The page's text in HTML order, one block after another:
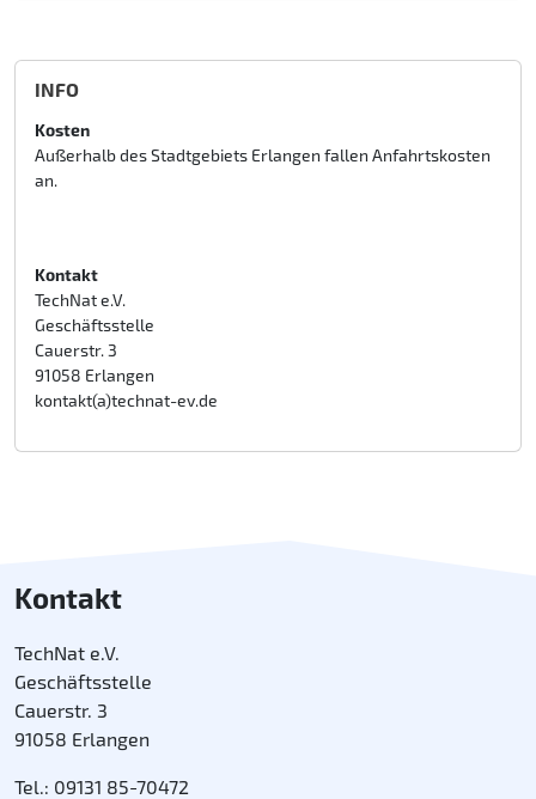
INFO
Kosten
Außerhalb des Stadtgebiets Erlangen fallen Anfahrtskosten
an.
Kontakt
TechNat e.V.
Geschäftsstelle
Cauerstr. 3
91058 Erlangen
kontakt(a)technat-ev.de
Kontakt
TechNat e.V.
Geschäftsstelle
Cauerstr. 3
91058 Erlangen
Tel.: 09131 85-70472